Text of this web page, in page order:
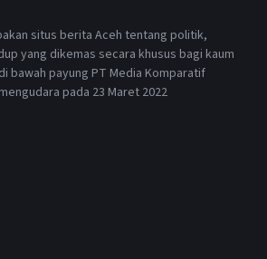
situs berita Aceh tentang politik,
yang dikemas secara khusus bagi kaum
bawah payung PT Media Komparatif
pada 23 Maret 2022